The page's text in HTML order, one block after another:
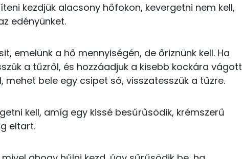
121 kcal
55 kcal
45 kcal
0 kcal
160 mg
kezdjük alacsony hőfokon, kevergetni nem kell,
edényünket.
emelünk a hő mennyiségén, de őriznünk kell. Ha
a tűzről, és hozzáadjuk a kisebb kockára vágott
mehet bele egy csipet só, visszatesszük a tűzre.
kell, amíg egy kissé besűrűsödik, krémszerű
eltart.